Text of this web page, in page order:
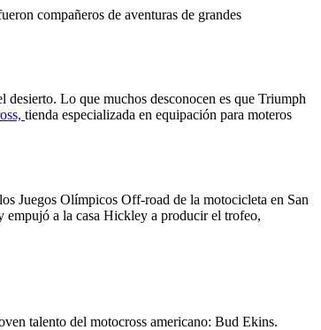
compañeros de aventuras de grandes
Lo que muchos desconocen es que Triumph
tienda especializada en equipación para moteros
Juegos Olímpicos Off-road de la motocicleta en San
empujó a la casa Hickley a producir el trofeo,
talento del motocross americano: Bud Ekins.